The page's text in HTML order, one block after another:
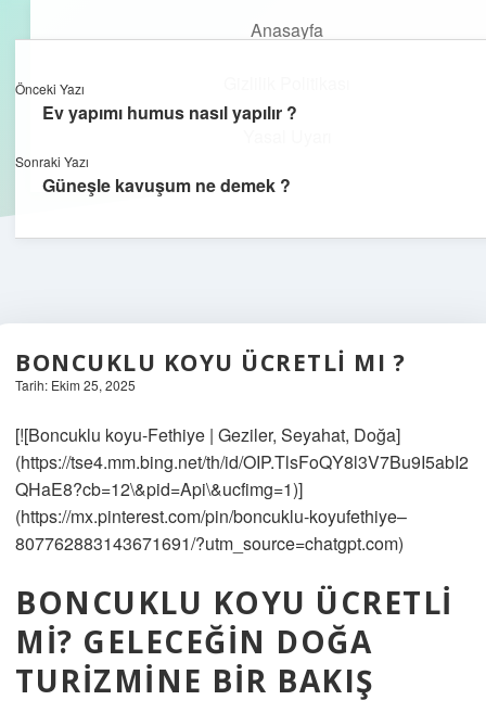
Anasayfa
aç
BONCUKLU KOYU ÜCRETLI MI ?
Tarih: Ekim 25, 2025
[![Boncuklu koyu-Fethiye | Geziler, Seyahat, Doğa]
(https://tse4.mm.bing.net/th/id/OIP.TlsFoQY8l3V7Bu9I5abI2
QHaE8?cb=12\&pid=Api\&ucfimg=1)]
(https://mx.pinterest.com/pin/boncuklu-koyufethiye–
807762883143671691/?utm_source=chatgpt.com)
BONCUKLU KOYU ÜCRETLI
MI? GELECEĞIN DOĞA
TURIZMINE BIR BAKIŞ
Önceki Yazı
Ev yapımı humus nasıl yapılır ?
Sonraki Yazı
Güneşle kavuşum ne demek ?